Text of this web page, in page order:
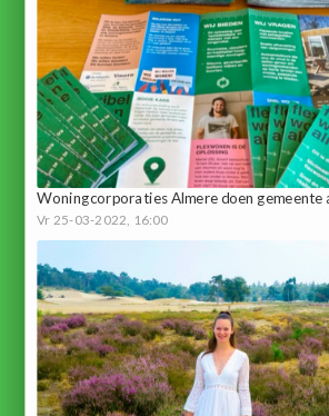
Woningcorporaties Almere doen gemeente
Vr 25-03-2022, 16:00